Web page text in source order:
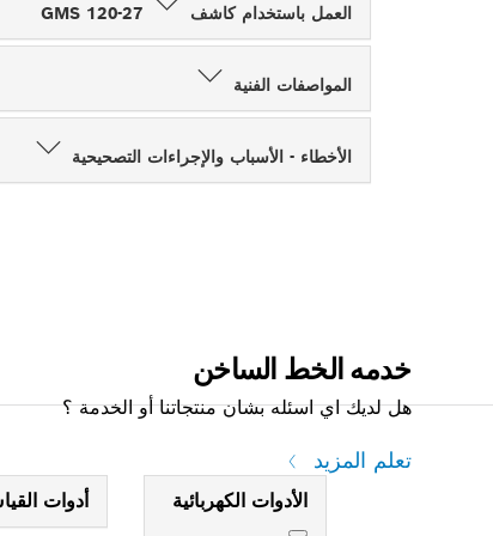
العمل باستخدام كاشف GMS 120-27
المواصفات الفنية
الأخطاء - الأسباب والإجراءات التصحيحية
خدمه الخط الساخن
هل لديك اي اسئله بشان منتجاتنا أو الخدمة ؟
تعلم المزيد
الأدوات الكهربائية أدوات